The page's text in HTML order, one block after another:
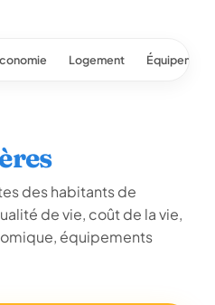
Logement
des habitants de
de vie, coût de la vie,
équipements